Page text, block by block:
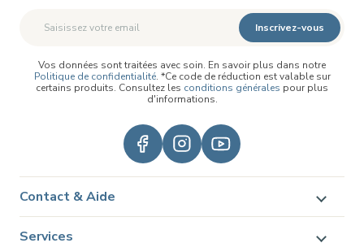
Inscrivez-vous
Vos données sont traitées avec soin. En savoir plus dans notre
Politique de confidentialité. *Ce code de réduction est valable sur
certains produits. Consultez les conditions générales pour plus
d'informations.
Contact & Aide
Services